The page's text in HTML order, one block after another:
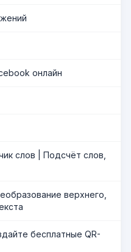
онлайн
слов | Подсчёт слов,
верхнего,
бесплатные QR-